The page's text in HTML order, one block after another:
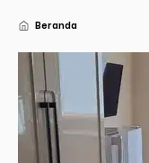
Beranda